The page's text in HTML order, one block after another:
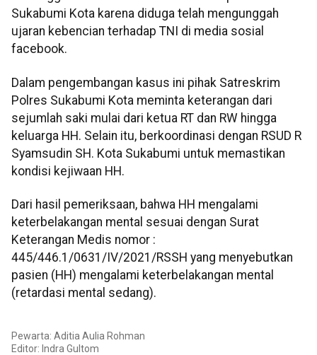
Sukabumi Kota karena diduga telah mengunggah
ujaran kebencian terhadap TNI di media sosial
facebook.
Dalam pengembangan kasus ini pihak Satreskrim
Polres Sukabumi Kota meminta keterangan dari
sejumlah saki mulai dari ketua RT dan RW hingga
keluarga HH. Selain itu, berkoordinasi dengan RSUD R
Syamsudin SH. Kota Sukabumi untuk memastikan
kondisi kejiwaan HH.
Dari hasil pemeriksaan, bahwa HH mengalami
keterbelakangan mental sesuai dengan Surat
Keterangan Medis nomor :
445/446.1/0631/IV/2021/RSSH yang menyebutkan
pasien (HH) mengalami keterbelakangan mental
(retardasi mental sedang).
Pewarta: Aditia Aulia Rohman
Editor: Indra Gultom